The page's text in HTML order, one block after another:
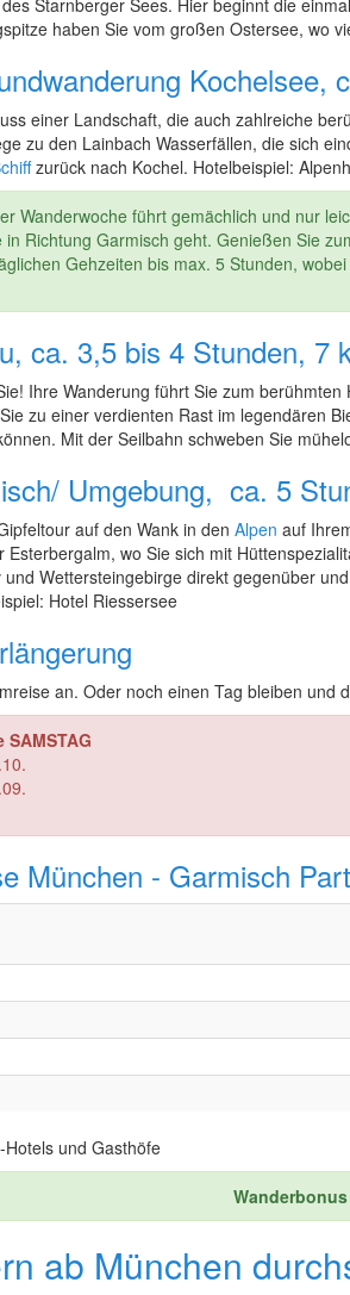
Starnberger Sees. Hier beginnt die
haben Sie vom großen Ostersee, wo
einer Landschaft, die auch zahlreiche
zu den Lainbach Wasserfällen, die sich
zurück nach Kochel. Hotelbeispiel:
Wanderwoche führt gemächlich und nur
Richtung Garmisch geht. Genießen Sie
Gehzeiten bis max. 5 Stunden,
ca. 3,5 bis 4 Stunden,
Ihre Wanderung führt Sie zum
zu einer verdienten Rast im legendären
Mit der Seilbahn schweben Sie
Umgebung, ca. 5
auf den Wank in den Alpen auf
wo Sie sich mit
Wettersteingebirge direkt gegenüber
Hotel Riessersee
an. Oder noch einen Tag bleiben und
SAMSTAG
München - Garmisch
Hotels und Gasthöfe
Wanderbonus
ab München